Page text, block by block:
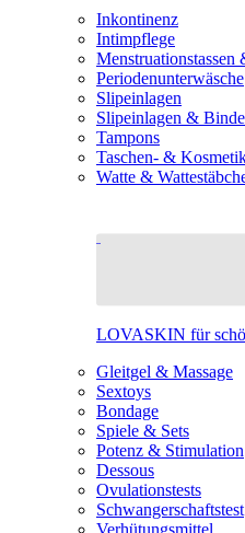
Inkontinenz
Intimpflege
Menstruationstassen
Periodenunterwäsche
Slipeinlagen
Slipeinlagen &
Tampons
Taschen- &
Watte &
LOVASKIN für
Gleitgel & Massage
Sextoys
Bondage
Spiele & Sets
Potenz & Stimulation
Dessous
Ovulationstests
Schwangerschaftstest
Verhütungsmittel